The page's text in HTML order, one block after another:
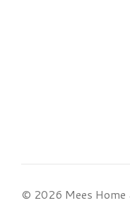
© 2026 Mees Home